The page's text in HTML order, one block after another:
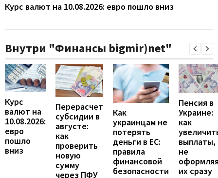
Курс валют на 10.08.2026: евро пошло вниз
Внутри "Финансы bigmir)net"
Курс
валют на
10.08.2026:
евро
пошло
вниз
Перерасчет
субсидии в
августе:
как
проверить
новую
сумму
через ПФУ
Как
украинцам не
потерять
деньги в ЕС:
правила
финансовой
безопасности
Пенсия в
Украине:
как
выплаты,
не
их сразу